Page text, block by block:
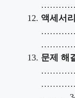
액세서
문제 해